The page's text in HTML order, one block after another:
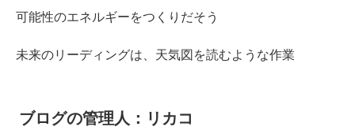
可能性のエネルギーをつくりだそう
未来のリーディングは、天気図を読むような作業
ブログの管理人：リカコ